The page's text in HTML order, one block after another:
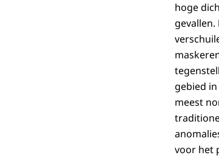
hoge
gebied
meest
voor het